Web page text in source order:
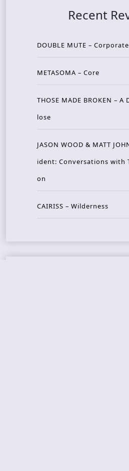
Recent
DOUBLE MUTE –
METASOMA – Core
THOSE MADE BROKEN –
lose
JASON WOOD & MATT
ident: Conversations with
on
CAIRISS – Wilderness